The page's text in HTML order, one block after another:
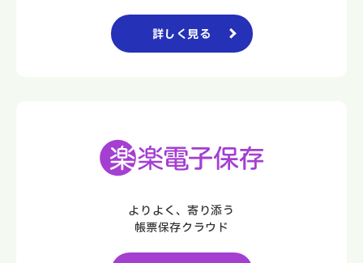
詳しく見る
よりよく、寄り添う
帳票保存クラウド